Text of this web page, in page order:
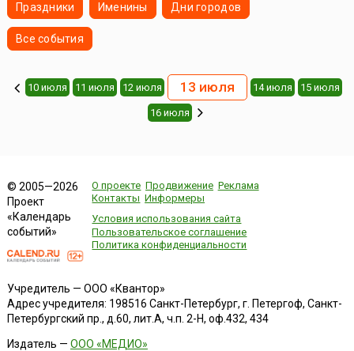
Праздники Именины Дни городов
Все события
10 июля 11 июля 12 июля 13 июля 14 июля 15 июля
16 июля
© 2005—2026
Проект
«Календарь
событий»
О проекте Продвижение Реклама
Контакты Информеры
Условия использования сайта
Пользовательское соглашение
Политика конфиденциальности
Учредитель — ООО «Квантор»
Адрес учредителя: 198516 Санкт-Петербург, г. Петергоф, Санкт-
Петербургский пр., д.60, лит.А, ч.п. 2-Н, оф.432, 434
Издатель — ООО «МЕДИО»